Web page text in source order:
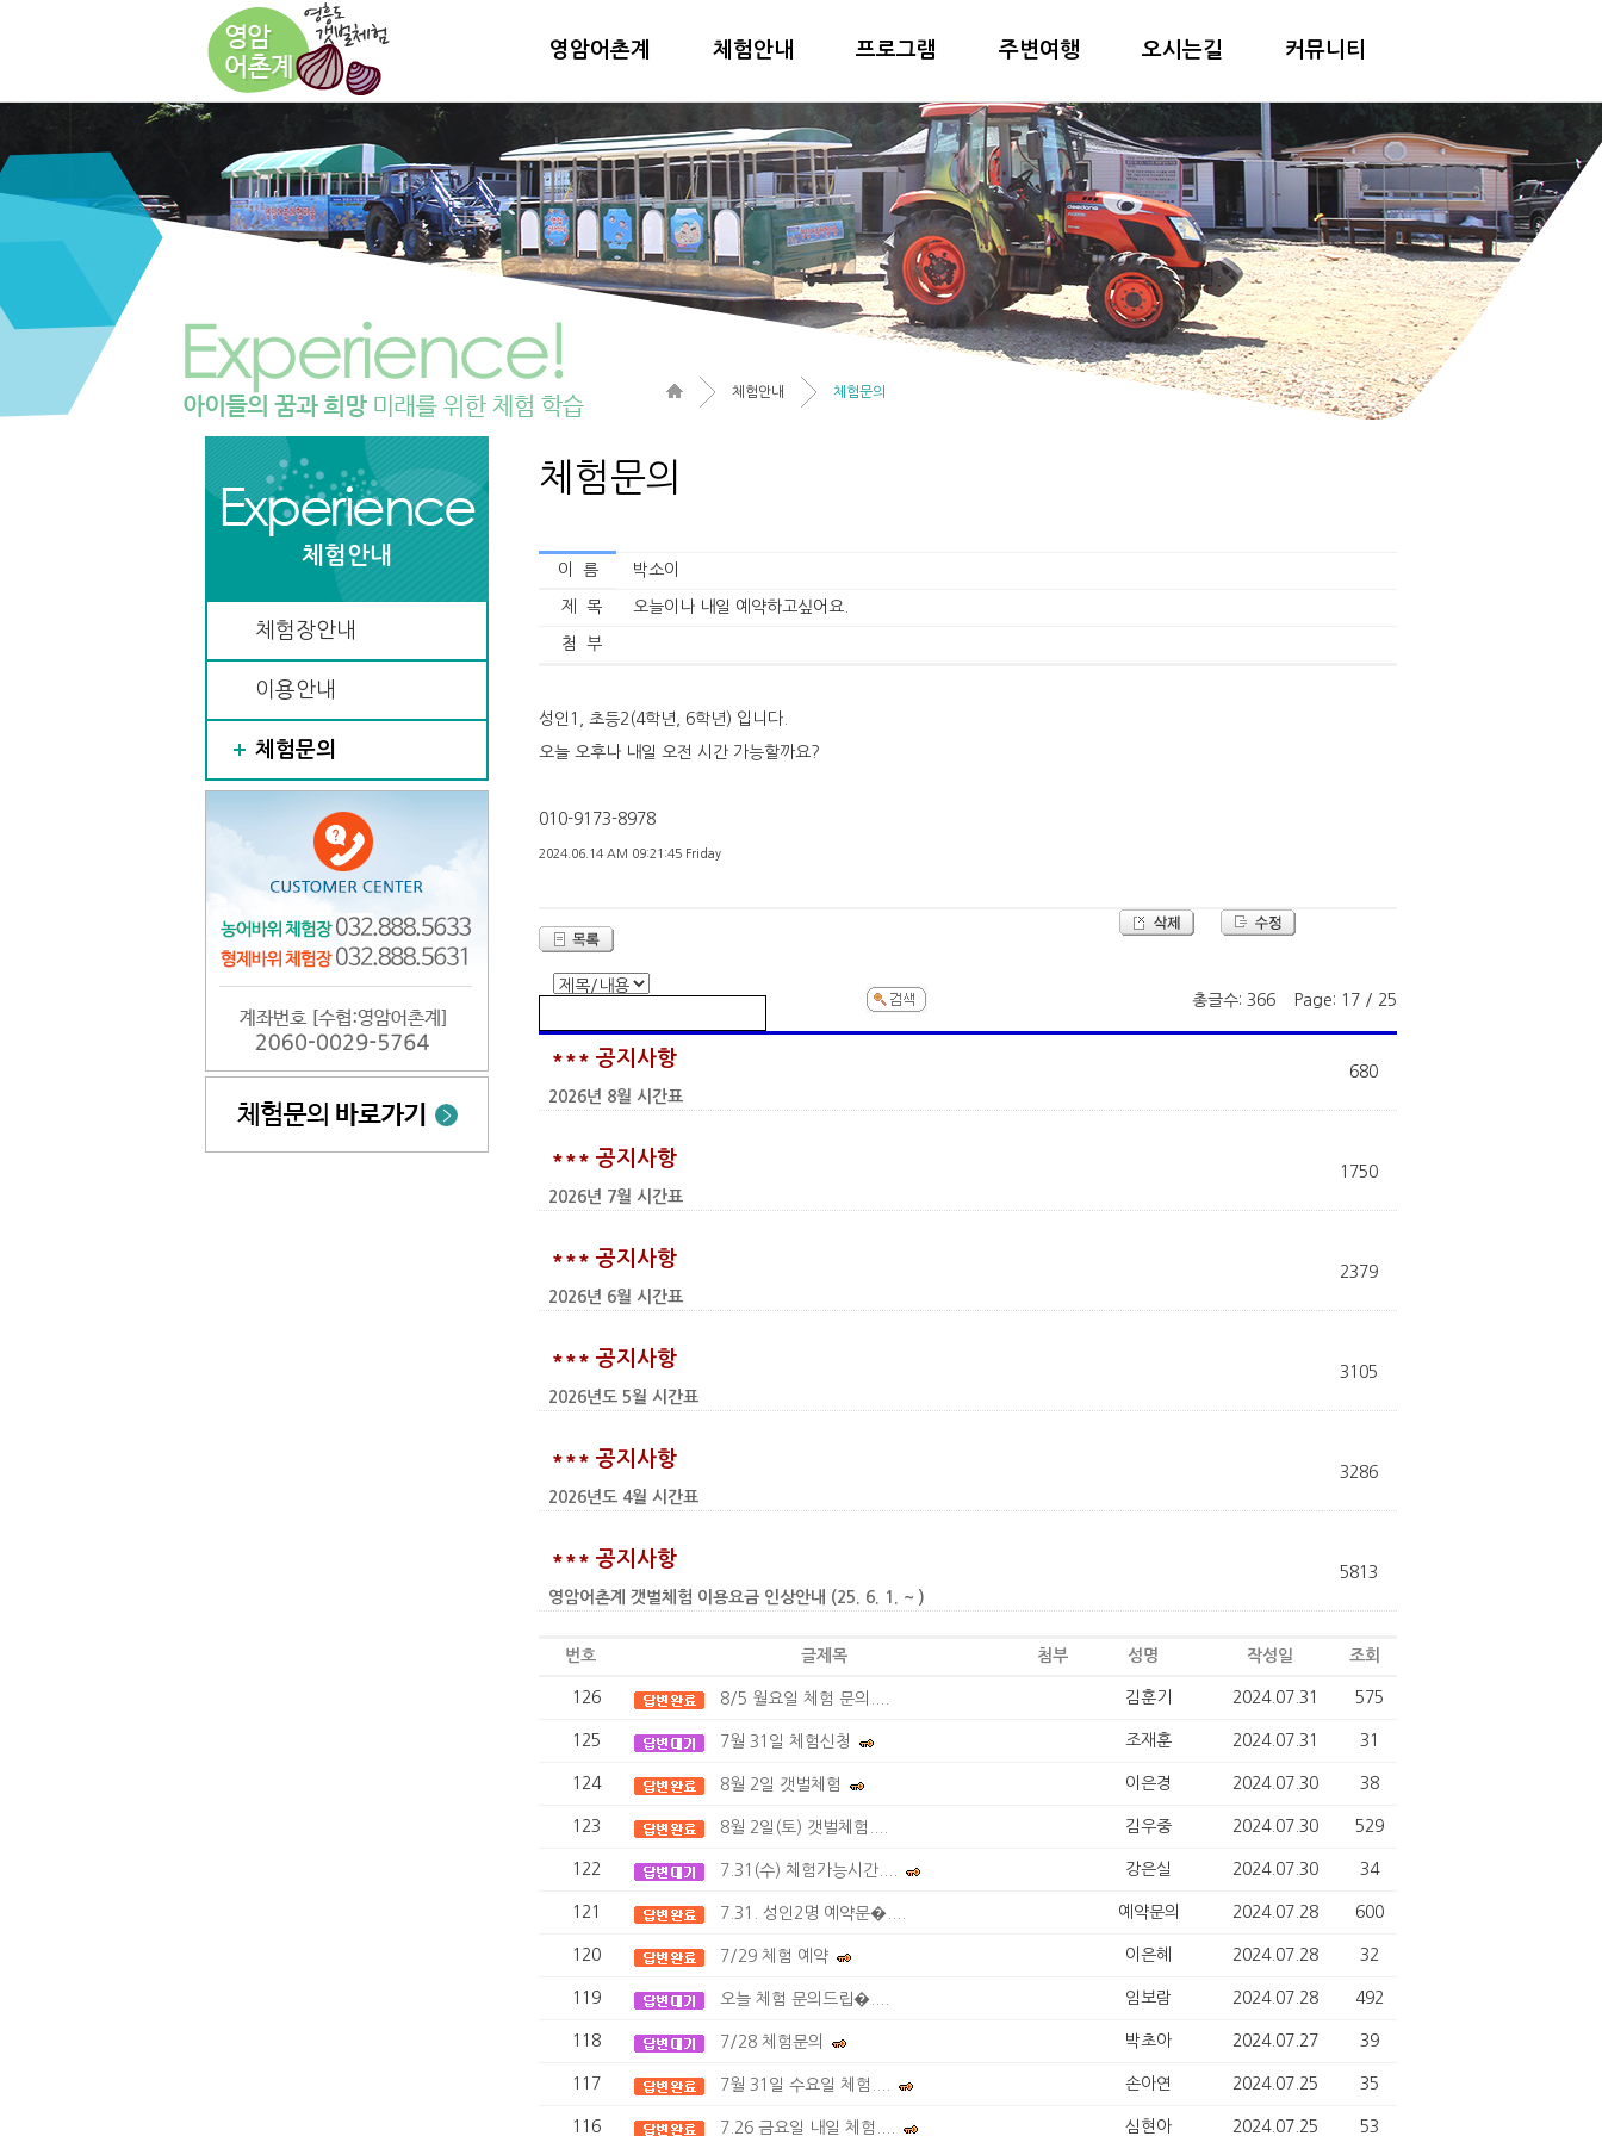
영암어촌계 체험안내 프로그램 주변여행 오시는길 커뮤니티
체험안내
체험장안내
이용안내
체험문의
체험안내 체험문의
체험문의
이 름 박소이
제 목 오늘이나 내일 예약하고싶어요.
첨 부
성인1, 초등2(4학년, 6학년) 입니다.
오늘 오후나 내일 오전 시간 가능할까요?
010-9173-8978
2024.06.14 AM 09:21:45 Friday
총글수: 366 Page: 17 / 25
*** 공지사항
2026년 8월 시간표
680
*** 공지사항
2026년 7월 시간표
1750
*** 공지사항
2026년 6월 시간표
2379
*** 공지사항
2026년도 5월 시간표
3105
*** 공지사항
2026년도 4월 시간표
3286
*** 공지사항
영암어촌계 갯벌체험 이용요금 인상안내 (25. 6. 1. ~ )
5813
번호 글제목 첨부 성명 작성일 조회
126 8/5 월요일 체험 문의.... 김훈기 2024.07.31 575
125 7월 31일 체험신청 조재훈 2024.07.31 31
124 8월 2일 갯벌체험 이은경 2024.07.30 38
123 8월 2일(토) 갯벌체험.... 김우중 2024.07.30 529
122 7.31(수) 체험가능시간.... 강은실 2024.07.30 34
121 7.31. 성인2명 예약문�.... 예약문의 2024.07.28 600
120 7/29 체험 예약 이은혜 2024.07.28 32
119 오늘 체험 문의드립�.... 임보람 2024.07.28 492
118 7/28 체험문의 박초아 2024.07.27 39
117 7월 31일 수요일 체험.... 손아연 2024.07.25 35
116 7.26 금요일 내일 체험.... 심현아 2024.07.25 53